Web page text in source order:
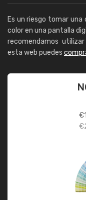
Es un riesgo tomar una
color en una pantalla
recomendamos
esta web puedes
€
€